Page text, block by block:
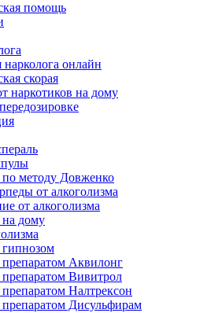
помощь
нарколога онлайн
скорая
наркотиков на дому
методу Довженко
от алкоголизма
от алкоголизма
дому
Аквилонг
Вивитрол
Налтрексон
Дисульфирам